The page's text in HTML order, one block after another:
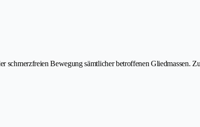
Bewegung sämtlicher betroffenen Gliedmassen.